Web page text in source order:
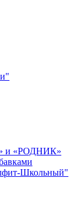
и «РОДНИК»
Школьный"